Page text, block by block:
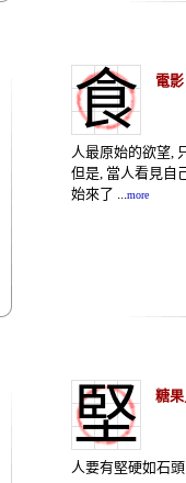
食 電
人最原始的欲望,
但是, 當人看見自
始來了 ...more
堅 糖
人要有堅硬如石